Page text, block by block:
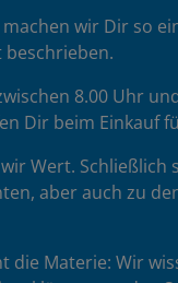
wir Dir so
8.00 Uhr
Dir beim Einkauf
Wert.
aber auch zu
Materie: Wir